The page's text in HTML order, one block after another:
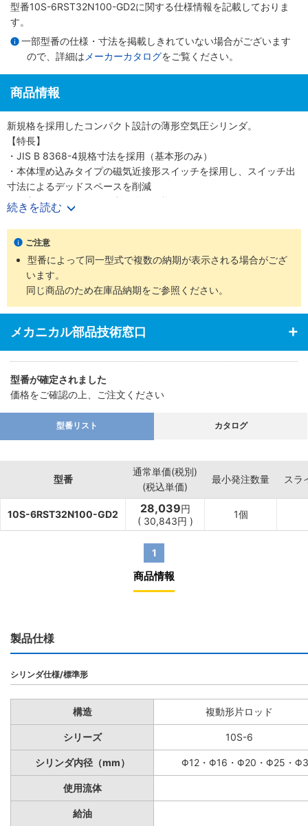
型番10S-6RST32N100-GD2に関する仕様情報を記載しておりま
す。
一部型番の仕様・寸法を掲載しきれていない場合がございます
ので、詳細は メーカーカタログをご覧ください。
商品情報
新規格を採用したコンパクト設計の薄形空気圧シリンダ。
【特長】
・JIS B 8368-4規格寸法を採用（基本形のみ）
・本体埋め込みタイプの磁気近接形スイッチを採用し、スイッチ出
寸法によるデッドスペースを削減
・保守メンテナンスに便利な分解可能形
・ロッド先端部仕様は、めねじ、おねじの2タイプを用意
・支持金具の種類、ロッド先端部の付属品など豊富に揃え幅広い用
途に対応
続きを読む
ご注意
型番によって同一型式で複数の納期が表示される場合がござ
います。
同じ商品のため在庫品納期をご参照ください。
メカニカル部品技術窓口
型番が確定されました
価格をご確認の上、ご注文ください
型番リスト カタログ
型番
通常単価(税別)
(税込単価)
最小発注数量 スラ
10S-6RST32N100-GD2 28,039円
( 30,843円 )
1個
1
商品情報
製品仕様
シリンダ仕様/標準形
構造 複動形片ロッド
シリーズ 10S-6
シリンダ内径（mm） Φ12・Φ16・Φ20・Φ25・
使用流体
給油